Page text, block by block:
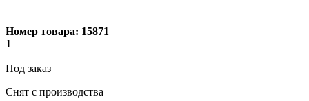
Номер товара: 15871
1
Под заказ
Снят с производства